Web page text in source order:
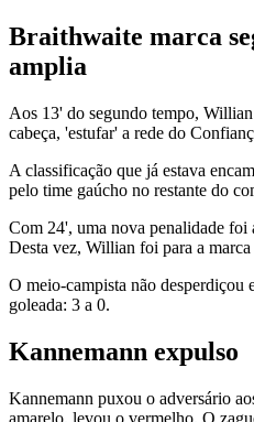
Braithwaite marca
amplia
Aos 13' do segundo tempo,
cabeça, 'estufar' a rede do
A classificação que já estava
pelo time gaúcho no restante do
Com 24', uma nova penalidade foi
Desta vez, Willian foi para a marca
O meio-campista não desperdiçou
goleada: 3 a 0.
Kannemann expulso
Kannemann puxou o adversário
amarelo, levou o vermelho. O